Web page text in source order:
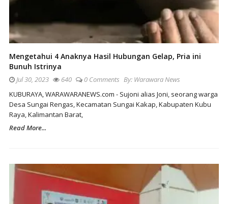
Mengetahui 4 Anaknya Hasil Hubungan Gelap, Pria ini
Bunuh Istrinya
Jul 30, 2023 640 0 Comments By: Warawara News
KUBURAYA, WARAWARANEWS.com - Sujoni alias Joni, seorang warga
Desa Sungai Rengas, Kecamatan Sungai Kakap, Kabupaten Kubu
Raya, Kalimantan Barat,
Read More...